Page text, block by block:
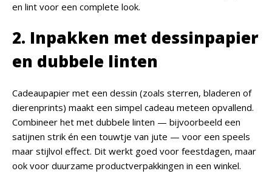
en lint voor een complete look.
2. Inpakken met dessinpapier
en dubbele linten
Cadeaupapier met een dessin (zoals sterren, bladeren of
dierenprints) maakt een simpel cadeau meteen opvallend.
Combineer het met dubbele linten — bijvoorbeeld een
satijnen strik én een touwtje van jute — voor een speels
maar stijlvol effect. Dit werkt goed voor feestdagen, maar
ook voor duurzame productverpakkingen in een winkel.